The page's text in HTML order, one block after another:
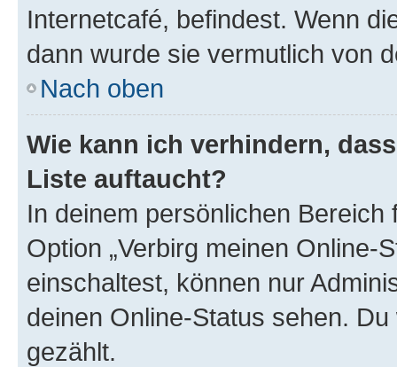
Internetcafé, befindest. Wenn
dann wurde sie vermutlich von
Nach oben
Wie kann ich verhindern,
Liste auftaucht?
In deinem persönlichen
Option „Verbirg meinen Online-
einschaltest, können nur
deinen Online-Status sehen.
gezählt.